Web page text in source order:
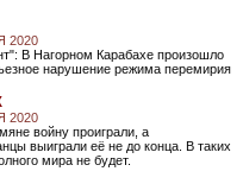
2020
В Нагорном Карабахе произошло
нарушение режима перемирия
2020
войну проиграли, а
выиграли её не до конца. В таких
мира не будет.